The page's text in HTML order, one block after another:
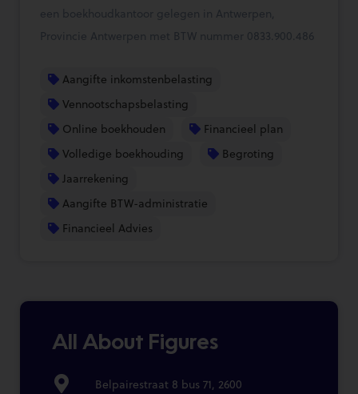
een boekhoudkantoor gelegen in Antwerpen,
Provincie Antwerpen met BTW nummer 0833.900.486
Aangifte inkomstenbelasting
Vennootschapsbelasting
Online boekhouden
Financieel plan
Volledige boekhouding
Begroting
Jaarrekening
Aangifte BTW-administratie
Financieel Advies
All About Figures
Belpairestraat 8 bus 71, 2600